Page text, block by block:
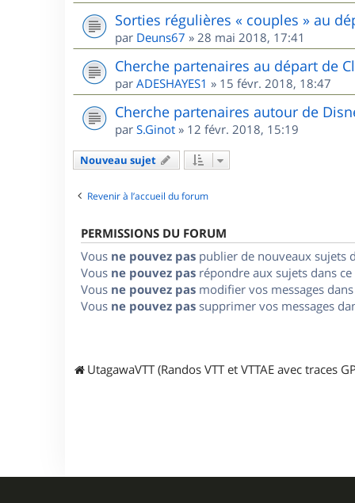
Sorties régulières « couples » au
par Deuns67 » 28 mai 2018, 17:41
Cherche partenaires au départ de
par ADESHAYES1 » 15 févr. 2018, 18:47
Cherche partenaires autour de
par S.Ginot » 12 févr. 2018, 15:19
Nouveau sujet
Revenir à l’accueil du forum
PERMISSIONS DU FORUM
Vous ne pouvez pas publier de nouveaux sujets
Vous ne pouvez pas répondre aux sujets dans
Vous ne pouvez pas modifier vos messages
Vous ne pouvez pas supprimer vos messages
UtagawaVTT (Randos VTT et VTTAE avec traces